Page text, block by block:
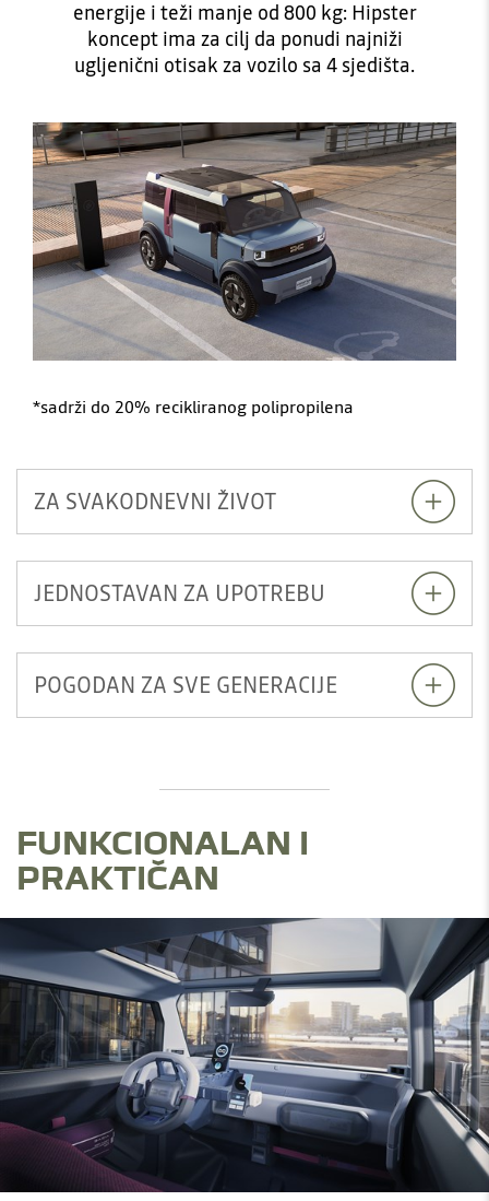
energije i teži manje od 800 kg: Hipster
koncept ima za cilj da ponudi najniži
ugljenični otisak za vozilo sa 4 sjedišta.
*sadrži do 20% recikliranog polipropilena
ZA SVAKODNEVNI ŽIVOT
JEDNOSTAVAN ZA UPOTREBU
POGODAN ZA SVE GENERACIJE
FUNKCIONALAN I
PRAKTIČAN